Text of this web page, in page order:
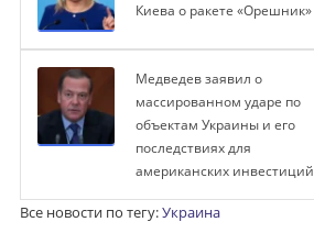
Киева о ракете «Орешник»
Медведев заявил о
массированном ударе по
объектам Украины и его
последствиях для
американских инвестиций
Все новости по тегу:Украина